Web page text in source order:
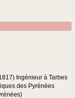
Ingénieur à Tarbes
des Pyrénées